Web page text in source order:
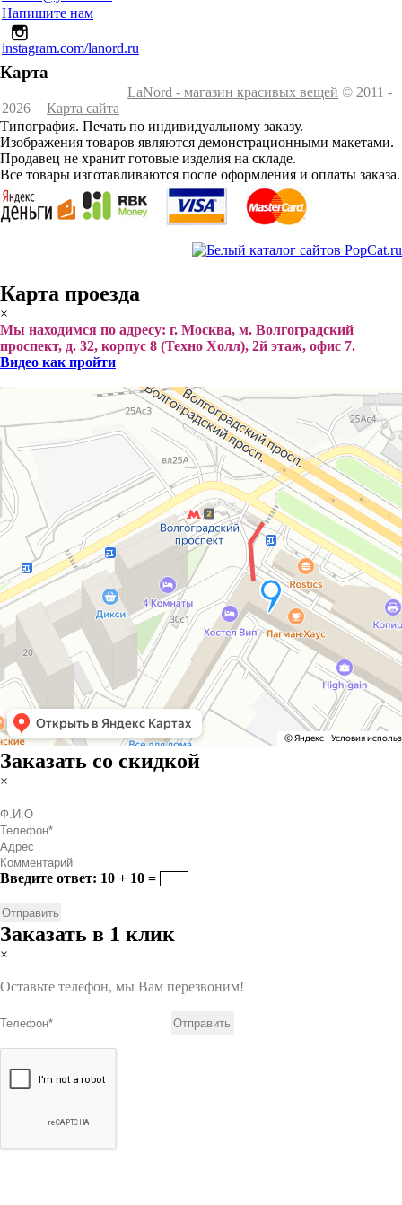
Напишите нам
instagram.com/lanord.ru
Карта
LaNord - магазин красивых вещей © 2011 -
2026
Карта сайта
Типография. Печать по индивидуальному заказу.
Изображения товаров являются демонстрационными макетами.
Продавец не хранит готовые изделия на складе.
Все товары изготавливаются после оформления и оплаты заказа.
Карта проезда
×
Мы находимся по адресу: г. Москва, м. Волгоградский
проспект, д. 32, корпус 8 (Техно Холл), 2й этаж, офис 7.
Видео как пройти
Заказать со скидкой
×
Введите ответ: 10 + 10 =
Заказать в 1 клик
×
Оставьте телефон, мы Вам перезвоним!